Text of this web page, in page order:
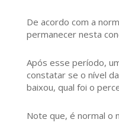
De acordo com a
permanecer nesta
Após esse período,
constatar se o nível
baixou, qual foi o
Note que, é normal o